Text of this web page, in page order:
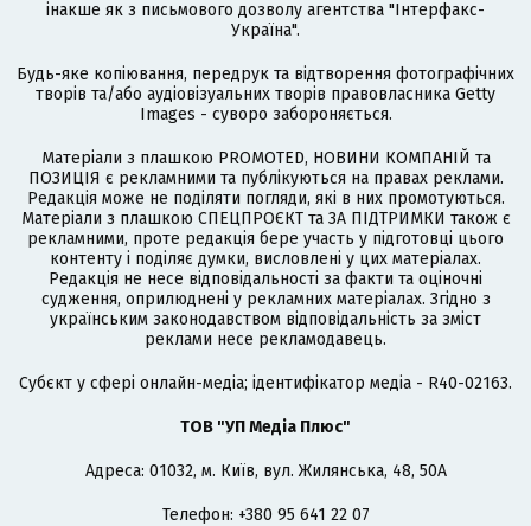
інакше як з письмового дозволу агентства "Інтерфакс-
Україна".
Будь-яке копіювання, передрук та відтворення фотографічних
творів та/або аудіовізуальних творів правовласника Getty
Images - суворо забороняється.
Матеріали з плашкою PROMOTED, НОВИНИ КОМПАНІЙ та
ПОЗИЦІЯ є рекламними та публікуються на правах реклами.
Редакція може не поділяти погляди, які в них промотуються.
Матеріали з плашкою СПЕЦПРОЄКТ та ЗА ПІДТРИМКИ також є
рекламними, проте редакція бере участь у підготовці цього
контенту і поділяє думки, висловлені у цих матеріалах.
Редакція не несе відповідальності за факти та оціночні
судження, оприлюднені у рекламних матеріалах. Згідно з
українським законодавством відповідальність за зміст
реклами несе рекламодавець.
Cубєкт у сфері онлайн-медіа; ідентифікатор медіа - R40-02163.
ТОВ "УП Медіа Плюс"
Адреса: 01032, м. Київ, вул. Жилянська, 48, 50А
Телефон: +380 95 641 22 07